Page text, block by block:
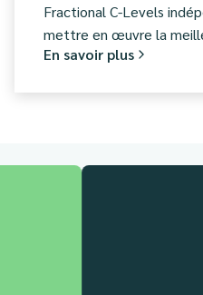
Fractional C-Levels
mettre en œuvre la
En savoir plus